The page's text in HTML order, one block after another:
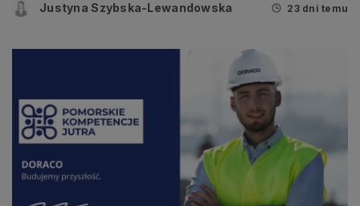
regionu świadczy coś więcej niż liczba
Justyna Szybska-Lewandowska 23 dni temu